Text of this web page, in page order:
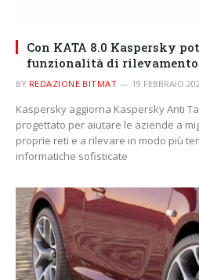
Con KATA 8.0 Kaspersky
funzionalità di rilevamento
BY REDAZIONE BITMAT 19 FEBBRAIO
Kaspersky aggiorna Kaspersky Anti
progettato per aiutare le aziende a
proprie reti e a rilevare in modo più
informatiche sofisticate